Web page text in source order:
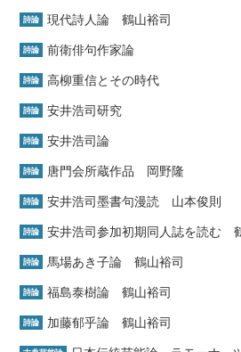
詩論 現代詩人論 鶴山裕司
詩論 前衛俳句作家論
詩論 高柳重信とその時代
詩論 安井浩司研究
詩論 安井浩司論
詩論 唐門会所蔵作品 岡野隆
詩論 安井浩司墨書句漫読 山本俊則
詩論 安井浩司参加初期同人誌を読む
詩論 馬場あき子論 鶴山裕司
詩論 福島泰樹論 鶴山裕司
詩論 加藤郁乎論 鶴山裕司